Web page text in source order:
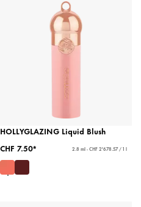
HOLLYGLAZING Liquid Blush
CHF 7.50*
2.8 ml - CHF 2'678.57 / 1 l